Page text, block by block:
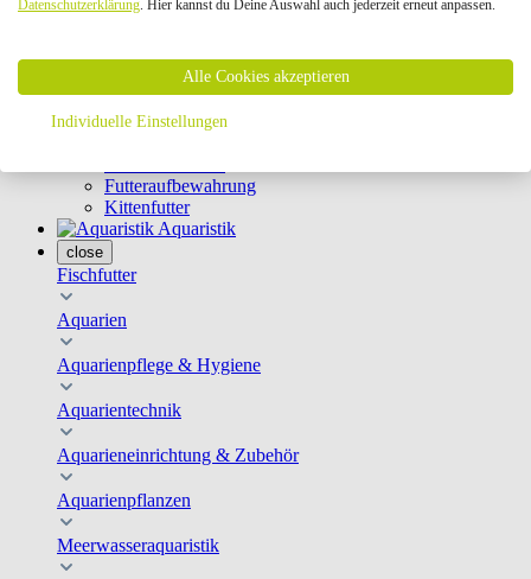
Geschirre & Leinen
Schutznetze
Kippfensterschutz
Katzenkameras
Futternäpfe
Futteraufbewahrung
Kittenfutter
Aquaristik
close
Fischfutter
Aquarien
Aquarienpflege & Hygiene
Aquarientechnik
Aquarieneinrichtung & Zubehör
Aquarienpflanzen
Meerwasseraquaristik
Datenschutzerklärung. Hier kannst du Deine Auswahl auch jederzeit erneut anpassen.
Alle Cookies akzeptieren
Individuelle Einstellungen